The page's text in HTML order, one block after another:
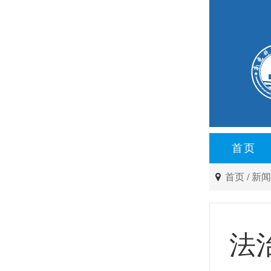
首页
首页 / 新
法